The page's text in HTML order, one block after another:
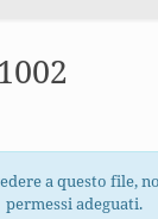
a questo file,
permessi adeguati.